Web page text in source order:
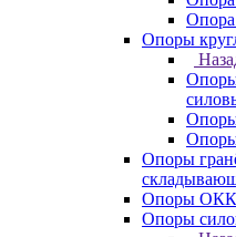
Опоры
Опоры
Опоры
Опоры
Опоры